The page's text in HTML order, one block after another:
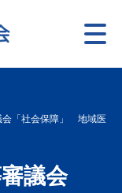
会「社会保障」 地域医
議会